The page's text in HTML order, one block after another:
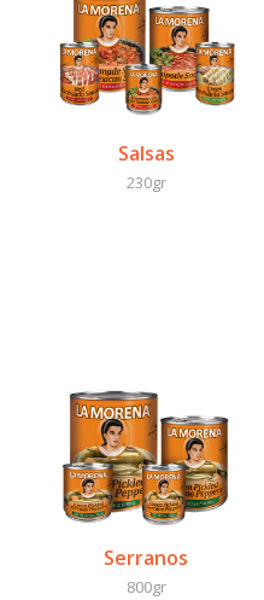
Salsas
230gr
Serranos
800gr